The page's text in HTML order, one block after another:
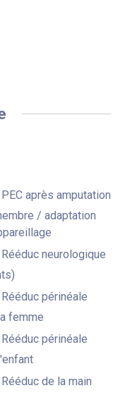
PEC après amputation
/ adaptation
Rééduc neurologique
Rééduc périnéale
femme
Rééduc périnéale
Rééduc de la main